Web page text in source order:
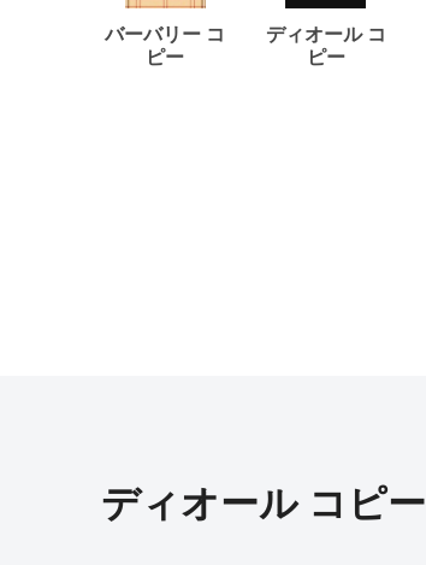
バーバリー コ
ピー
ディオール コ
ピー
ディオール コピー